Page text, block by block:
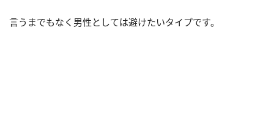
言うまでもなく男性としては避けたいタイプです。